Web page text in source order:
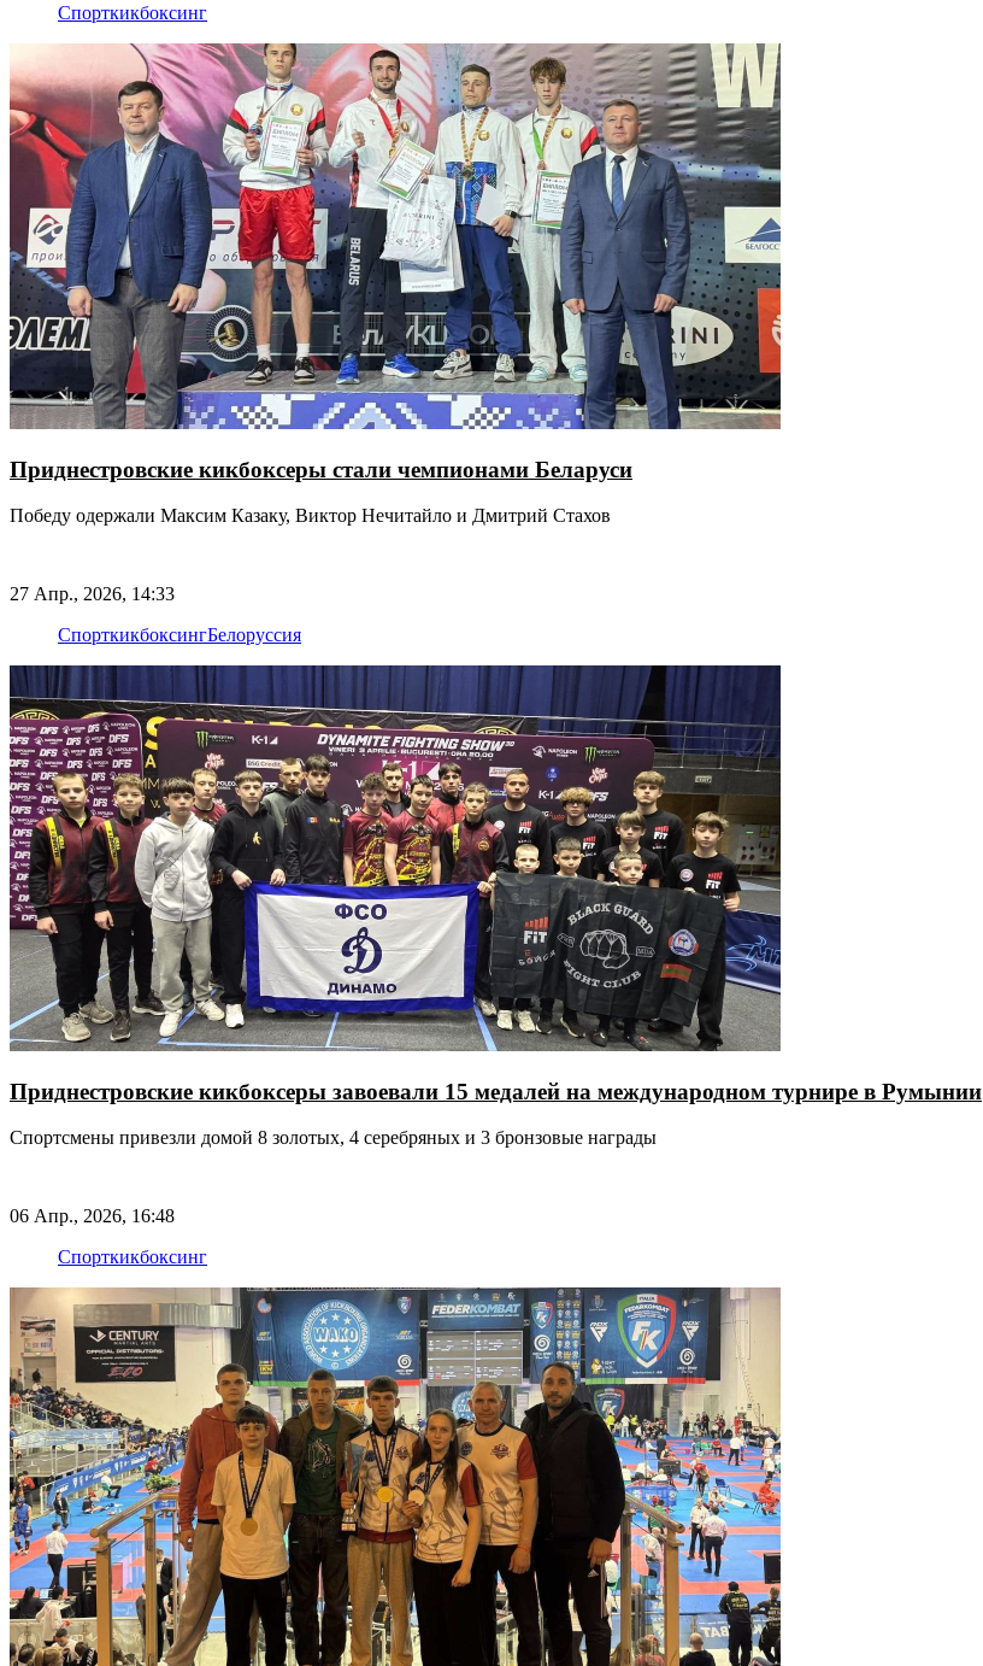
Спорткикбоксинг
Приднестровские кикбоксеры стали чемпионами Беларуси
Победу одержали Максим Казаку, Виктор Нечитайло и Дмитрий Стахов
27 Апр., 2026, 14:33
СпорткикбоксингБелоруссия
Приднестровские кикбоксеры завоевали 15 медалей на международном турнире в Румынии
Спортсмены привезли домой 8 золотых, 4 серебряных и 3 бронзовые награды
06 Апр., 2026, 16:48
Спорткикбоксинг